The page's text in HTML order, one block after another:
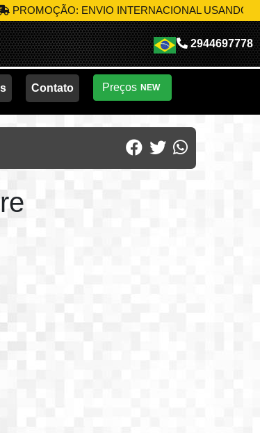
ENVIO INTERNACIONAL USANDO O CÓDIGO
2944697778
Contato Preços NEW